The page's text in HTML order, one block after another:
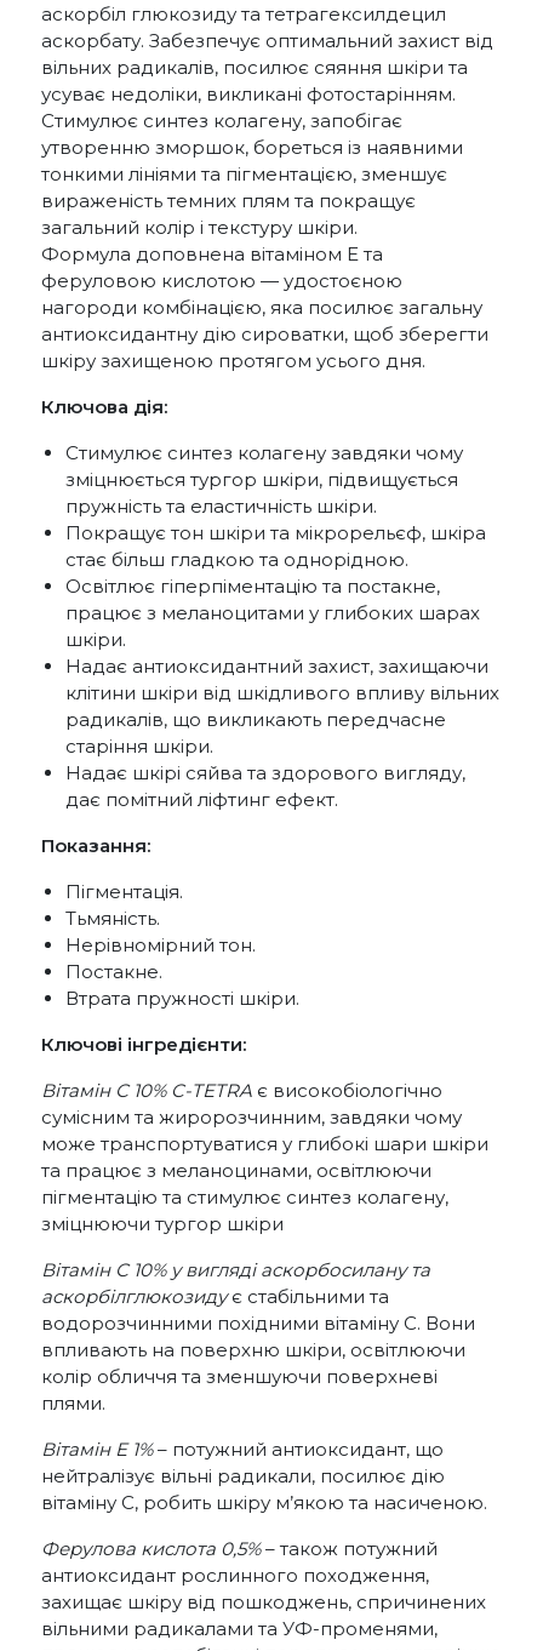
аскорбіл глюкозиду та тетрагексилдецил
аскорбату. Забезпечує оптимальний захист від
вільних радикалів, посилює сяяння шкіри та
усуває недоліки, викликані фотостарінням.
Стимулює синтез колагену, запобігає
утворенню зморшок, бореться із наявними
тонкими лініями та пігментацією, зменшує
вираженість темних плям та покращує
загальний колір і текстуру шкіри.
Формула доповнена вітаміном Е та
феруловою кислотою — удостоєною
нагороди комбінацією, яка посилює загальну
антиоксидантну дію сироватки, щоб зберегти
шкіру захищеною протягом усього дня.
Ключова дія:
Стимулює синтез колагену завдяки чому
зміцнюється тургор шкіри, підвищується
пружність та еластичність шкіри.
Покращує тон шкіри та мікрорельєф, шкіра
стає більш гладкою та однорідною.
Освітлює гіперпіментацію та постакне,
працює з меланоцитами у глибоких шарах
шкіри.
Надає антиоксидантний захист, захищаючи
клітини шкіри від шкідливого впливу вільних
радикалів, що викликають передчасне
старіння шкіри.
Надає шкірі сяйва та здорового вигляду,
дає помітний ліфтинг ефект.
Показання:
Пігментація.
Тьмяність.
Нерівномірний тон.
Постакне.
Втрата пружності шкіри.
Ключові інгредієнти:
Вітамін С 10% C-TETRA є високобіологічно
сумісним та жиророзчинним, завдяки чому
може транспортуватися у глибокі шари шкіри
та працює з меланоцинами, освітлюючи
пігментацію та стимулює синтез колагену,
зміцнюючи тургор шкіри
Вітамін С 10% у вигляді аскорбосилану та
аскорбілглюкозидує стабільними та
водорозчинними похідними вітаміну С. Вони
впливають на поверхню шкіри, освітлюючи
колір обличчя та зменшуючи поверхневі
плями.
Вітамін E 1%– потужний антиоксидант, що
нейтралізує вільні радикали, посилює дію
вітаміну С, робить шкіру м’якою та насиченою.
Ферулова кислота 0,5%– також потужний
антиоксидант рослинного походження,
захищає шкіру від пошкоджень, спричинених
вільними радикалами та УФ-променями,